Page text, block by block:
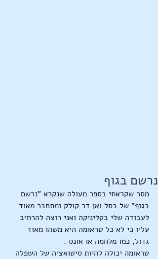
נרשם בגוף
מסר שקראתי בספר מעולה שנקרא "נרשם
בגוף" של בסל ואן דר קולק ומתחבר מאוד
לעבודה שלי בקליניקה ואני רוצה להרחיב
עליו כי לא כל טראומה היא משהו מאוד
גדול, כמו מלחמה או אונס .
טראומה יכולה להיות סיטואציה של השפלה